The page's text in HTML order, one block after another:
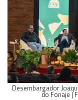
Desembargador
do Fonaje |